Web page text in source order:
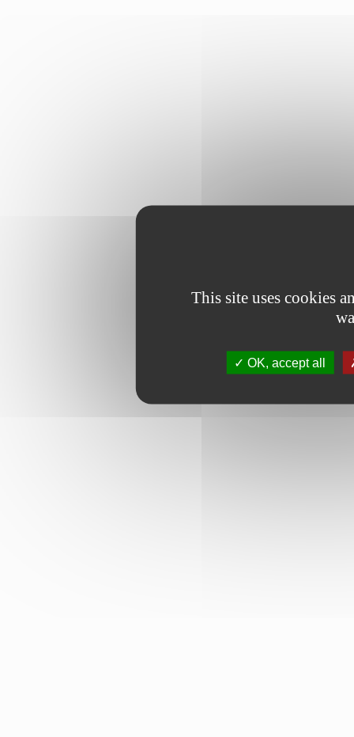
This site uses cookies
OK, accept all